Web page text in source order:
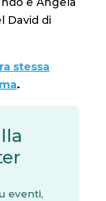
e Angela
David di
stessa
.
eventi,